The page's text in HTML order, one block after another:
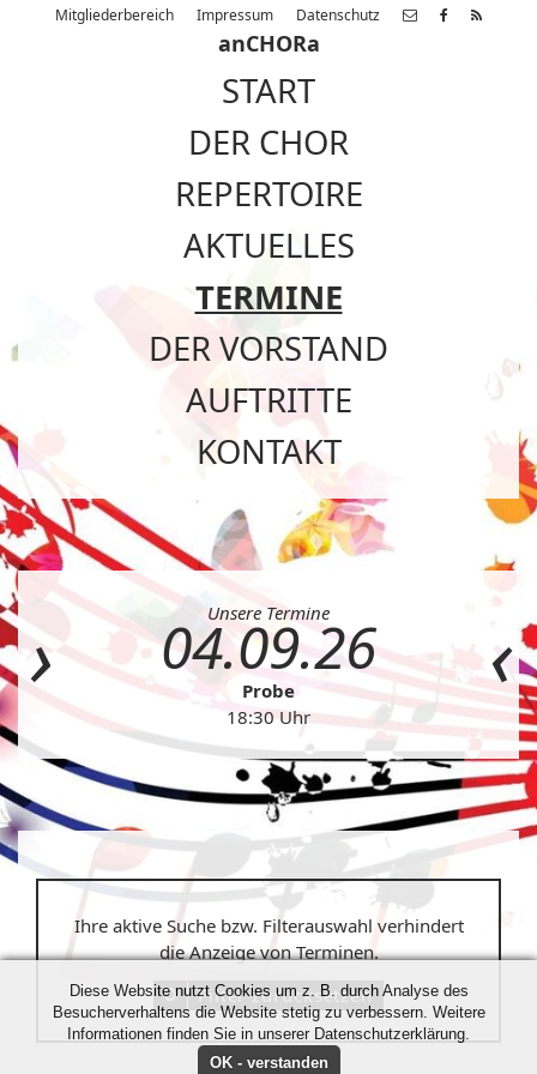
Mitgliederbereich Impressum Datenschutz
anCHORa
START
DER CHOR
REPERTOIRE
AKTUELLES
TERMINE
DER VORSTAND
AUFTRITTE
KONTAKT
Unsere Termine
04.09.26
Probe
18:30 Uhr
Ihre aktive Suche bzw. Filterauswahl verhindert
die Anzeige von Terminen.
Filter zurücksetzen
Diese Website nutzt Cookies um z. B. durch Analyse des
Besucherverhaltens die Website stetig zu verbessern. Weitere
Informationen finden Sie in unserer Datenschutzerklärung.